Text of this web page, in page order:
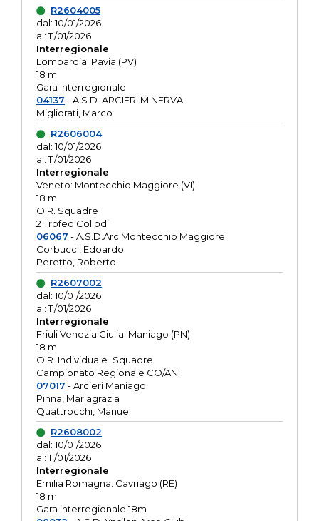
R2604005
dal: 10/01/2026
al: 11/01/2026
Interregionale
Lombardia: Pavia (PV)
18 m
Gara Interregionale
04137 - A.S.D. ARCIERI MINERVA
Migliorati, Marco
R2606004
dal: 10/01/2026
al: 11/01/2026
Interregionale
Veneto: Montecchio Maggiore (VI)
18 m
O.R. Squadre
2 Trofeo Collodi
06067 - A.S.D.Arc.Montecchio Maggiore
Corbucci, Edoardo
Peretto, Roberto
R2607002
dal: 10/01/2026
al: 11/01/2026
Interregionale
Friuli Venezia Giulia: Maniago (PN)
18 m
O.R. Individuale+Squadre
Campionato Regionale CO/AN
07017 - Arcieri Maniago
Pinna, Mariagrazia
Quattrocchi, Manuel
R2608002
dal: 10/01/2026
al: 11/01/2026
Interregionale
Emilia Romagna: Cavriago (RE)
18 m
Gara interregionale 18m